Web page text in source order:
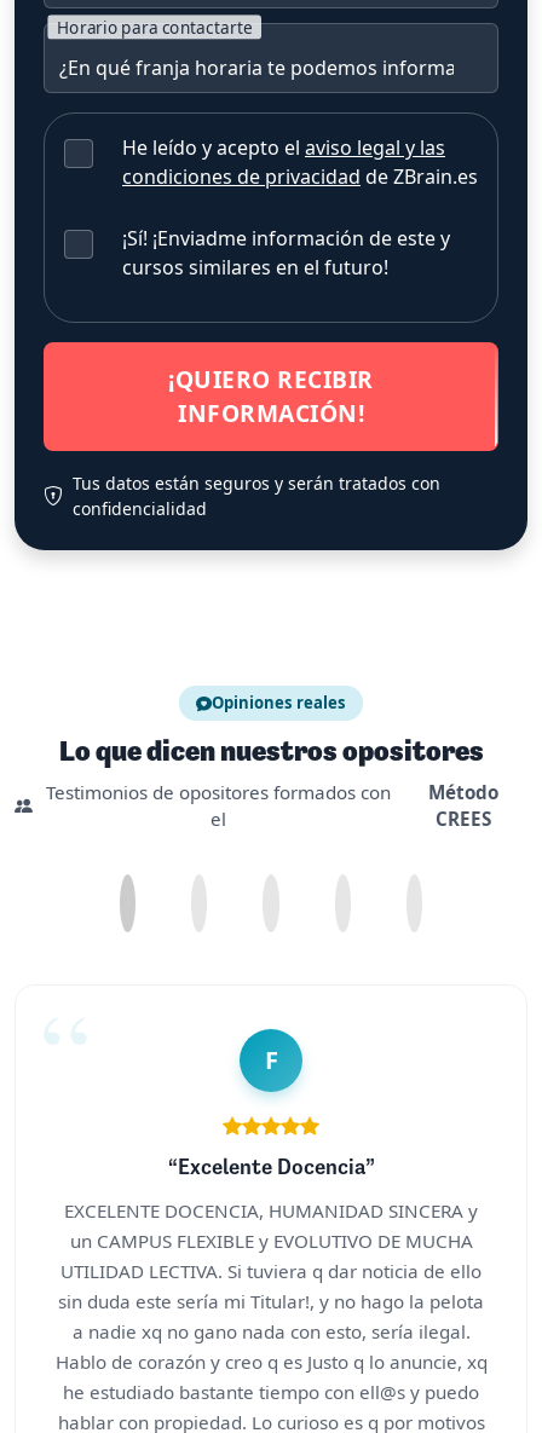
Horario para contactarte
He leído y acepto el aviso legal y las
condiciones de privacidad de ZBrain.es
¡Sí! ¡Enviadme información de este y
cursos similares en el futuro!
¡QUIERO RECIBIR
INFORMACIÓN!
Tus datos están seguros y serán tratados con
confidencialidad
Opiniones reales
Lo que dicen nuestros opositores
Testimonios de opositores formados con
el
Método
CREES
F
“Excelente Docencia”
EXCELENTE DOCENCIA, HUMANIDAD SINCERA y
un CAMPUS FLEXIBLE y EVOLUTIVO DE MUCHA
UTILIDAD LECTIVA. Si tuviera q dar noticia de ello
sin duda este sería mi Titular!, y no hago la pelota
a nadie xq no gano nada con esto, sería ilegal.
Hablo de corazón y creo q es Justo q lo anuncie, xq
he estudiado bastante tiempo con ell@s y puedo
hablar con propiedad. Lo curioso es q por motivos